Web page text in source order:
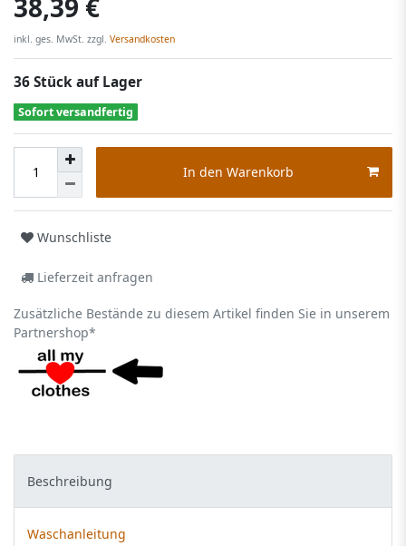
inkl. ges. MwSt. zzgl. Versandkosten
36 Stück auf Lager
Sofort versandfertig
In den Warenkorb
Wunschliste
Lieferzeit anfragen
Zusätzliche Bestände zu diesem Artikel finden Sie in unserem
Partnershop*
Beschreibung
Waschanleitung